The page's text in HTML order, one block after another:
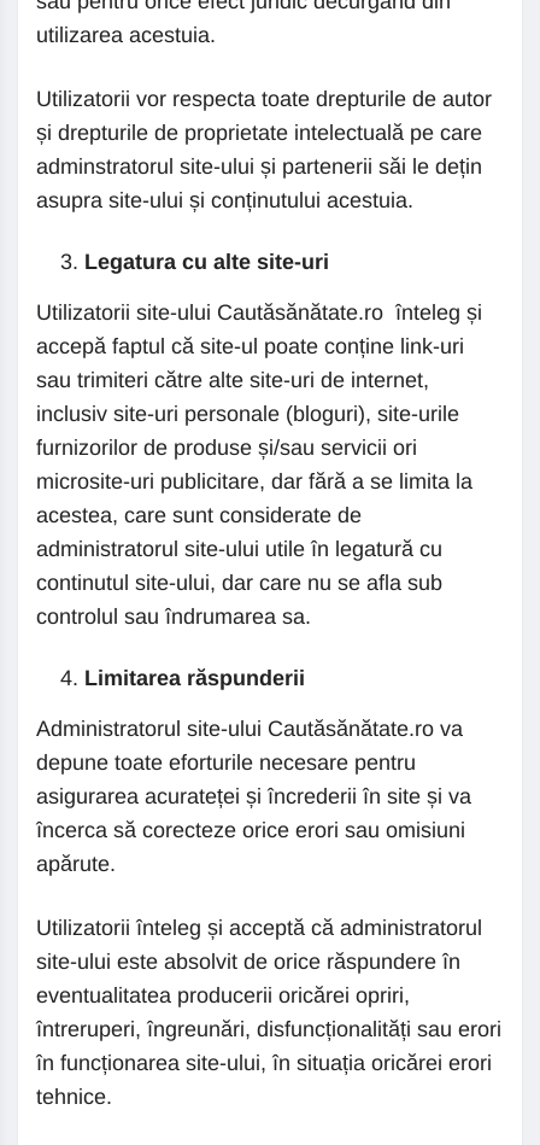
utilizarea acestuia.
Utilizatorii vor respecta toate drepturile de autor
și drepturile de proprietate intelectuală pe care
adminstratorul site-ului și partenerii săi le dețin
asupra site-ului și conținutului acestuia.
Legatura cu alte site-uri
Utilizatorii site-ului Cautăsănătate.ro înteleg și
accepă faptul că site-ul poate conține link-uri
sau trimiteri către alte site-uri de internet,
inclusiv site-uri personale (bloguri), site-urile
furnizorilor de produse și/sau servicii ori
microsite-uri publicitare, dar fără a se limita la
acestea, care sunt considerate de
administratorul site-ului utile în legatură cu
continutul site-ului, dar care nu se afla sub
controlul sau îndrumarea sa.
Limitarea răspunderii
Administratorul site-ului Cautăsănătate.ro va
depune toate eforturile necesare pentru
asigurarea acurateței și încrederii în site și va
încerca să corecteze orice erori sau omisiuni
apărute.
Utilizatorii înteleg și acceptă că administratorul
site-ului este absolvit de orice răspundere în
eventualitatea producerii oricărei opriri,
întreruperi, îngreunări, disfuncționalități sau erori
în funcționarea site-ului, în situația oricărei erori
tehnice.